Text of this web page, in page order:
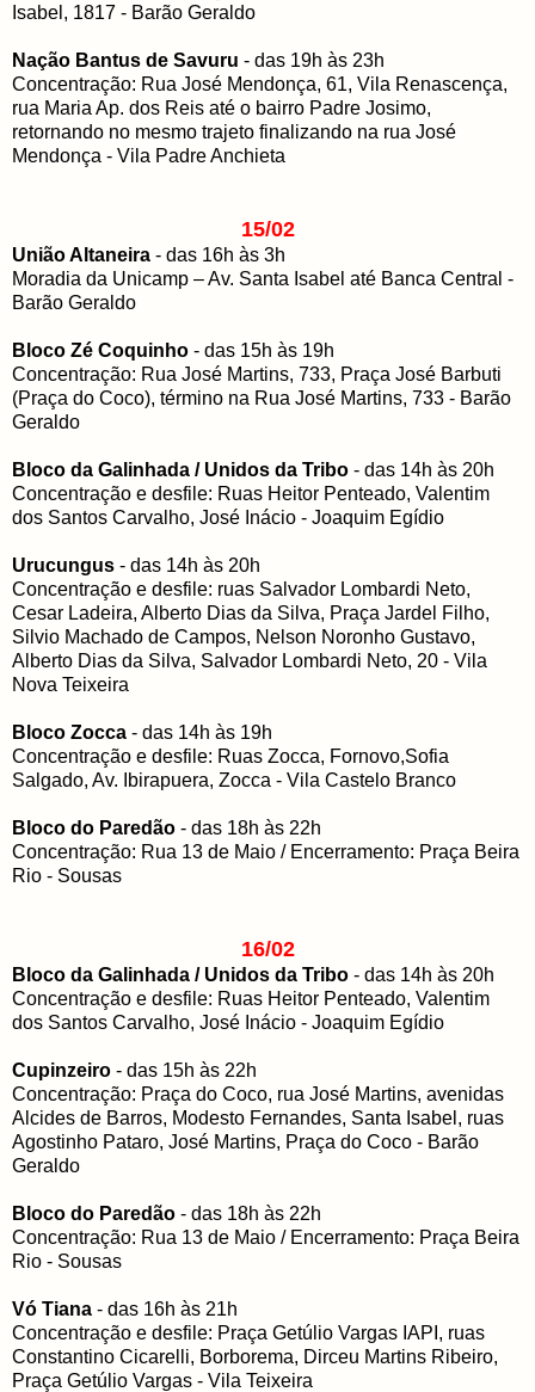
Isabel, 1817 - Barão Geraldo
Nação Bantus de Savuru - das 19h às 23h
Concentração: Rua José Mendonça, 61, Vila Renascença,
rua Maria Ap. dos Reis até o bairro Padre Josimo,
retornando no mesmo trajeto finalizando na rua José
Mendonça - Vila Padre Anchieta
15/02
União Altaneira - das 16h às 3h
Moradia da Unicamp – Av. Santa Isabel até Banca Central -
Barão Geraldo
Bloco Zé Coquinho - das 15h às 19h
Concentração: Rua José Martins, 733, Praça José Barbuti
(Praça do Coco), término na Rua José Martins, 733 - Barão
Geraldo
Bloco da Galinhada / Unidos da Tribo - das 14h às 20h
Concentração e desfile: Ruas Heitor Penteado, Valentim
dos Santos Carvalho, José Inácio - Joaquim Egídio
Urucungus - das 14h às 20h
Concentração e desfile: ruas Salvador Lombardi Neto,
Cesar Ladeira, Alberto Dias da Silva, Praça Jardel Filho,
Silvio Machado de Campos, Nelson Noronho Gustavo,
Alberto Dias da Silva, Salvador Lombardi Neto, 20 - Vila
Nova Teixeira
Bloco Zocca - das 14h às 19h
Concentração e desfile: Ruas Zocca, Fornovo,Sofia
Salgado, Av. Ibirapuera, Zocca - Vila Castelo Branco
Bloco do Paredão - das 18h às 22h
Concentração: Rua 13 de Maio / Encerramento: Praça Beira
Rio - Sousas
16/02
Bloco da Galinhada / Unidos da Tribo - das 14h às 20h
Concentração e desfile: Ruas Heitor Penteado, Valentim
dos Santos Carvalho, José Inácio - Joaquim Egídio
Cupinzeiro - das 15h às 22h
Concentração: Praça do Coco, rua José Martins, avenidas
Alcides de Barros, Modesto Fernandes, Santa Isabel, ruas
Agostinho Pataro, José Martins, Praça do Coco - Barão
Geraldo
Bloco do Paredão - das 18h às 22h
Concentração: Rua 13 de Maio / Encerramento: Praça Beira
Rio - Sousas
Vó Tiana - das 16h às 21h
Concentração e desfile: Praça Getúlio Vargas IAPI, ruas
Constantino Cicarelli, Borborema, Dirceu Martins Ribeiro,
Praça Getúlio Vargas - Vila Teixeira